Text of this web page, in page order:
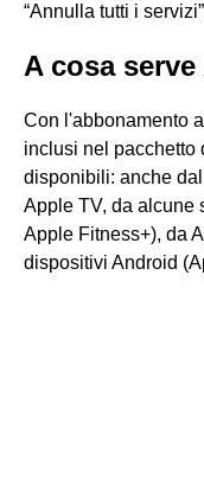
“Annulla tutti i
A cosa
Con l'abbonamento
inclusi nel pacchetto
disponibili: anche
Apple TV, da alcune
Apple Fitness+), da
dispositivi Android